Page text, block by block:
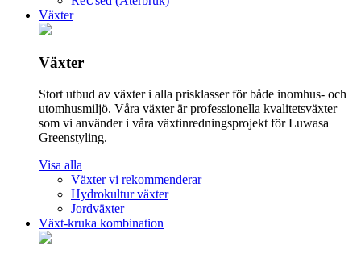
Växter
Växter
Stort utbud av växter i alla prisklasser för både inomhus- och
utomhusmiljö. Våra växter är professionella kvalitetsväxter
som vi använder i våra växtinredningsprojekt för Luwasa
Greenstyling.
Visa alla
Växter vi rekommenderar
Hydrokultur växter
Jordväxter
Växt-kruka kombination